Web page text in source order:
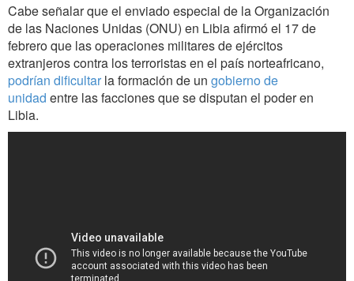
Cabe señalar que el enviado especial de la Organización
de las Naciones Unidas (ONU) en Libia afirmó el 17 de
febrero que las operaciones militares de ejércitos
extranjeros contra los terroristas en el país norteafricano,
podrían dificultar la formación de un gobierno de
unidad entre las facciones que se disputan el poder en
Libia.